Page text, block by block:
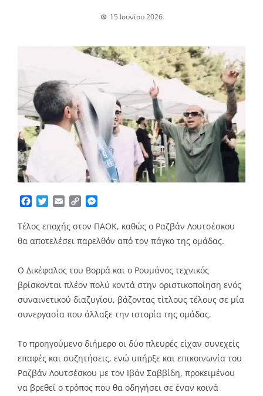
15 Ιουνίου 2026
Facebook
TwitterEmailCopy
Τέλος εποχής στον ΠΑΟΚ, καθώς ο Ραζβάν Λουτσέσκου
θα αποτελέσει παρελθόν από τον πάγκο της ομάδας.
Ο Δικέφαλος του Βορρά και ο Ρουμάνος τεχνικός
βρίσκονται πλέον πολύ κοντά στην οριστικοποίηση ενός
συναινετικού διαζυγίου, βάζοντας τίτλους τέλους σε μία
συνεργασία που άλλαξε την ιστορία της ομάδας.
Το προηγούμενο διήμερο οι δύο πλευρές είχαν συνεχείς
επαφές και συζητήσεις, ενώ υπήρξε και επικοινωνία του
Ραζβάν Λουτσέσκου με τον Ιβάν Σαββίδη, προκειμένου
να βρεθεί ο τρόπος που θα οδηγήσει σε έναν κοινά